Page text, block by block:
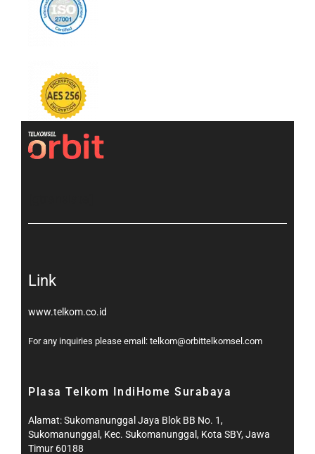
Link
www.telkom.co.id
For any inquiries please email: telkom@orbittelkomsel.com
Plasa Telkom IndiHome Surabaya
Alamat: Sukomanunggal Jaya Blok BB No. 1,
Sukomanunggal, Kec. Sukomanunggal, Kota SBY, Jawa
Timur 60188